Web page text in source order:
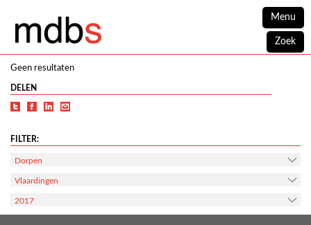
Menu
Zoek
Geen resultaten
DELEN
FILTER:
Dorpen
Vlaardingen
2017